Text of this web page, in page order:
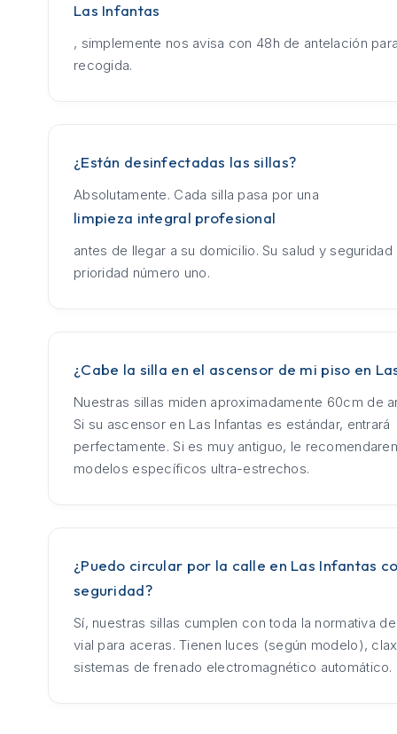
Las Infantas
, simplemente nos avisa con 48h de antelación
recogida.
¿Están desinfectadas las sillas?
Absolutamente. Cada silla pasa por una
limpieza integral profesional
antes de llegar a su domicilio. Su salud y seguridad
prioridad número uno.
¿Cabe la silla en el ascensor de mi piso en
Nuestras sillas miden aproximadamente 60cm de
Si su ascensor en Las Infantas es estándar, entrará
perfectamente. Si es muy antiguo, le
modelos específicos ultra-estrechos.
¿Puedo circular por la calle en Las Infantas
seguridad?
Sí, nuestras sillas cumplen con toda la normativa
vial para aceras. Tienen luces (según modelo),
sistemas de frenado electromagnético automático.